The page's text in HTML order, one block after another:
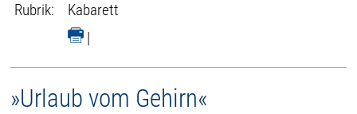
Rubrik:
Kabarett
|
»Urlaub vom Gehirn«